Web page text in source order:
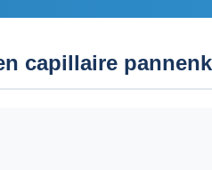
capillaire